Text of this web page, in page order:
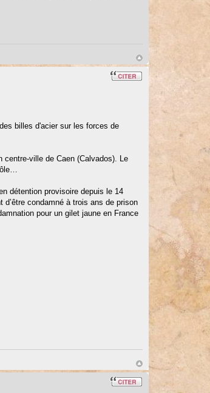
billes d'acier sur les forces de
centre-ville de Caen (Calvados). Le
détention provisoire depuis le 14
condamné à trois ans de prison
pour un gilet jaune en France